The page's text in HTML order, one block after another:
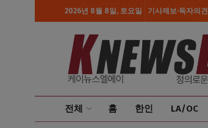
2026년 8월 8일, 토요일 기사제보·독자의견
전체 홈 한인 LA/OC